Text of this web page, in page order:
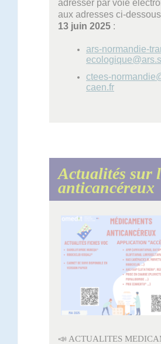
adresser par voie
aux adresses ci-dessous
13 juin 2025 :
ars-normandie-
ctees-
caen.fr
Actualités sur
anticancéreux
📣 ACTUALITES